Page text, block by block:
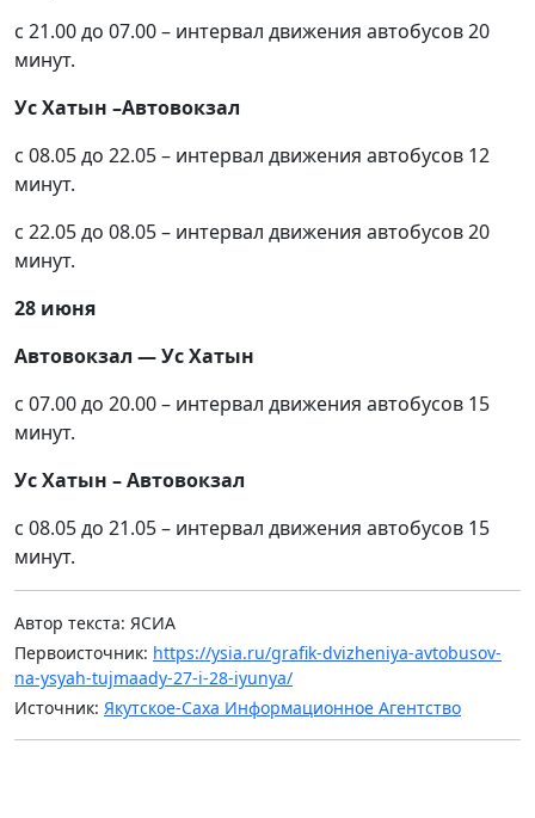
с 21.00 до 07.00 – интервал движения автобусов 20
минут.
Ус Хатын –Автовокзал
с 08.05 до 22.05 – интервал движения автобусов 12
минут.
с 22.05 до 08.05 – интервал движения автобусов 20
минут.
28 июня
Автовокзал — Ус Хатын
с 07.00 до 20.00 – интервал движения автобусов 15
минут.
Ус Хатын – Автовокзал
с 08.05 до 21.05 – интервал движения автобусов 15
минут.
Автор текста: ЯСИА
Первоисточник: https://ysia.ru/grafik-dvizheniya-avtobusov-
na-ysyah-tujmaady-27-i-28-iyunya/
Источник: Якутское-Саха Информационное Агентство